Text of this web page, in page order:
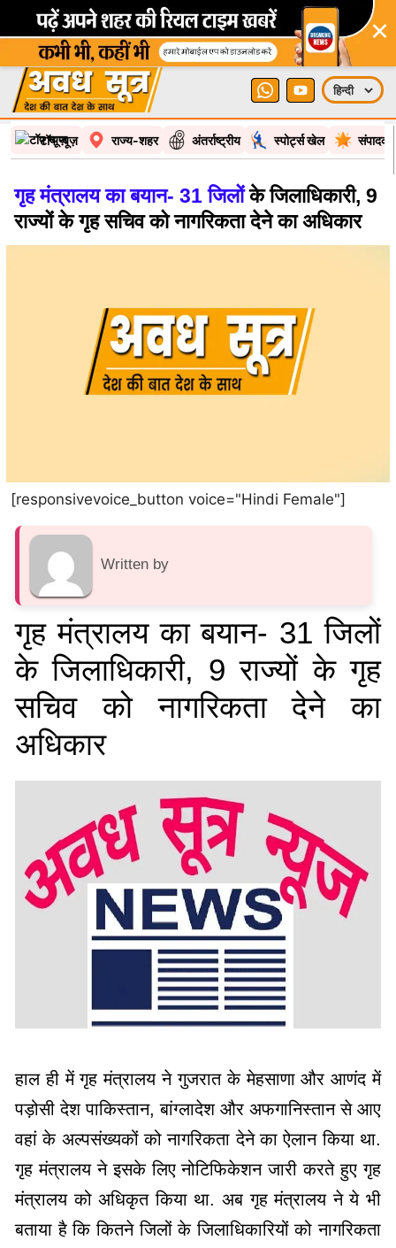
×
टॉप न्यूज़ राज्य-शहर अंतर्राष्ट्रीय स्पोर्ट्स खेल
गृह मंत्रालय का बयान- 31 जिलोंके जिलाधिकारी, 9
राज्यों के गृह सचिव को नागरिकता देने का अधिकार
[responsivevoice_button voice="Hindi Female"]
Written by
गृह मंत्रालय का बयान- 31 जिलों
के जिलाधिकारी, 9 राज्यों के गृह
सचिव को नागरिकता देने का
अधिकार
हाल ही में गृह मंत्रालय ने गुजरात के मेहसाणा और आणंद में
पड़ोसी देश पाकिस्तान, बांग्लादेश और अफगानिस्तान से आए
वहां के अल्पसंख्यकों को नागरिकता देने का ऐलान किया था.
गृह मंत्रालय ने इसके लिए नोटिफिकेशन जारी करते हुए गृह
मंत्रालय को अधिकृत किया था. अब गृह मंत्रालय ने ये भी
बताया है कि कितने जिलों के जिलाधिकारियों को नागरिकता